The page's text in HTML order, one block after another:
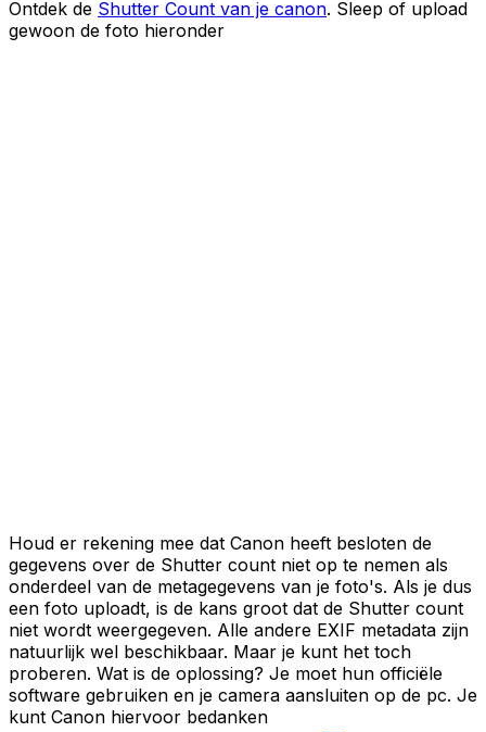
Ontdek de Shutter Count van je canon. Sleep of upload
gewoon de foto hieronder
Houd er rekening mee dat Canon heeft besloten de
gegevens over de Shutter count niet op te nemen als
onderdeel van de metagegevens van je foto's. Als je dus
een foto uploadt, is de kans groot dat de Shutter count
niet wordt weergegeven. Alle andere EXIF metadata zijn
natuurlijk wel beschikbaar. Maar je kunt het toch
proberen. Wat is de oplossing? Je moet hun officiële
software gebruiken en je camera aansluiten op de pc. Je
kunt Canon hiervoor bedanken